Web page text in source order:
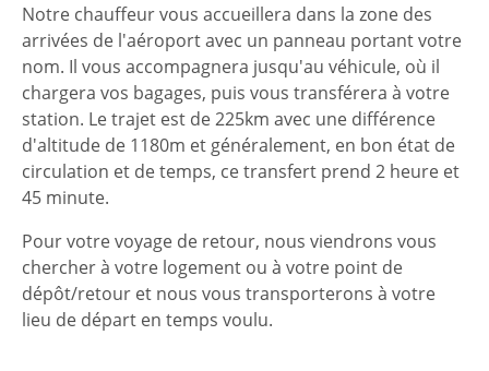
Notre chauffeur vous accueillera dans la zone des
arrivées de l'aéroport avec un panneau portant votre
nom. Il vous accompagnera jusqu'au véhicule, où il
chargera vos bagages, puis vous transférera à votre
station. Le trajet est de 225km avec une différence
d'altitude de 1180m et généralement, en bon état de
circulation et de temps, ce transfert prend 2 heure et
45 minute.
Pour votre voyage de retour, nous viendrons vous
chercher à votre logement ou à votre point de
dépôt/retour et nous vous transporterons à votre
lieu de départ en temps voulu.